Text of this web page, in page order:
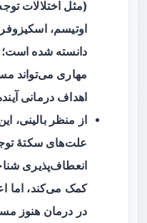
(مثل اختلالات
اوتیسم،
دانسته شده است؛
مهاری می‌تواند
اهداف درمانی
از منظر بالینی،
علت‌های سکتهٔ
انعطاف‌پذیری
کمک می‌کند، اما
در درمان هنوز